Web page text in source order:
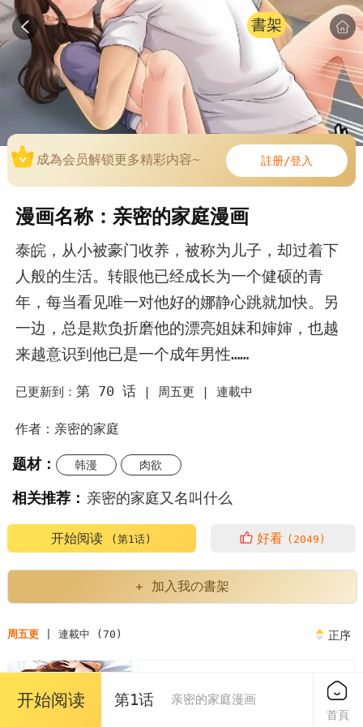
書架
成為会员解锁更多精彩内容~ 註册/登入
漫画名称：亲密的家庭漫画
泰皖，从小被豪门收养，被称为儿子，却过着下
人般的生活。转眼他已经成长为一个健硕的青
年，每当看见唯一对他好的娜静心跳就加快。另
一边，总是欺负折磨他的漂亮姐妹和婶婶，也越
来越意识到他已是一个成年男性……
已更新到： 第 70 话| 周五更 | 連載中
作者：亲密的家庭
题材： 韩漫 肉欲
相关推荐： 亲密的家庭又名叫什么
亲密的家庭漫画为什么不更新了 亲密的家庭繁体
亲密的家庭又叫什么
亲密的家庭泰民
亲密的家庭或者朋友中的评价表现了
开始阅读 (第1话) 好看 (2049)
+ 加入我の書架
周五更| 連載中 (70) 正序
2023/04/07
免费
开始阅读 第1话 亲密的家庭漫画
首頁